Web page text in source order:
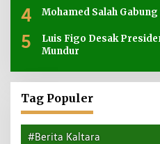
4 Mohamed Salah
5
Luis Figo Desak
Mundur
Tag Populer
#Berita Kaltara